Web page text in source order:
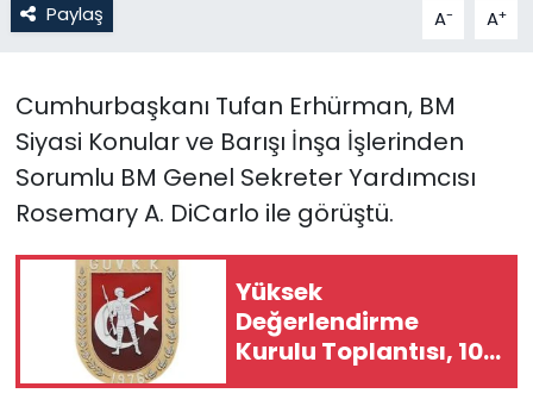
Paylaş A- A+
Cumhurbaşkanı Tufan Erhürman, BM
Siyasi Konular ve Barışı İnşa İşlerinden
Sorumlu BM Genel Sekreter Yardımcısı
Rosemary A. DiCarlo ile görüştü.
Yüksek
Değerlendirme
Kurulu Toplantısı, 10
Ağustos Pazartesi
Nöbetçi Eczaneler
Otomobil Dünyası
Politika
SAĞLIK
Spor
Teknoloji